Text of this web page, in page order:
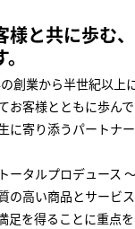
様と共に歩む
創業から半世紀以上
お客様とともに歩ん
に寄り添うパートナ
ータルプロデュース
の高い商品とサービ
足を得ることに重点